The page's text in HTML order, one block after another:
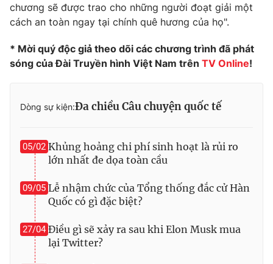
chương sẽ được trao cho những người đoạt giải một
cách an toàn ngay tại chính quê hương của họ".
* Mời quý độc giả theo dõi các chương trình đã phát
sóng của Đài Truyền hình Việt Nam trên TV Online!
Dòng sự kiện:Đa chiều Câu chuyện quốc tế
05/02 Khủng hoảng chi phí sinh hoạt là rủi ro
lớn nhất đe dọa toàn cầu
09/05 Lễ nhậm chức của Tổng thống đắc cử Hàn
Quốc có gì đặc biệt?
27/04 Điều gì sẽ xảy ra sau khi Elon Musk mua
lại Twitter?